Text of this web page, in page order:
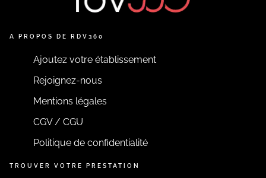
A PROPOS DE RDV360
Ajoutez votre établissement
Rejoignez-nous
Mentions légales
CGV / CGU
Politique de confidentialité
TROUVER VOTRE PRESTATION